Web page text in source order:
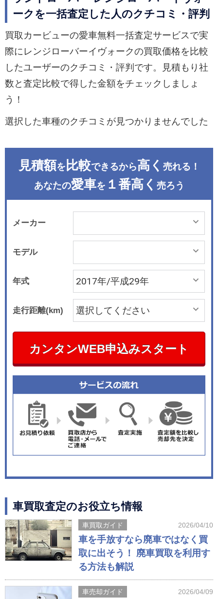
ークを一括査定した人のクチコミ・評判
買取カービューの愛車無料一括査定サービスで実
際にレンジローバーイヴォークの買取価格を比較
したユーザーのクチコミ・評判です。見積もり社
数と査定比較で得した金額をチェックしましょ
う！
選択した車種のクチコミが見つかりませんでした
見積額を 比較できるから高く 売れる！
あなたの愛車を １番高く 売ろう
メーカー
モデル
年式
走行距離(km)
カンタンWEB申込みスタート
車買取査定のお役立ち情報
車買取ガイド 2026/04/10
車を手放すなら廃車ではなく買
取に出そう！ 廃車買取を利用す
る方法も解説
車売却ガイド 2026/04/09